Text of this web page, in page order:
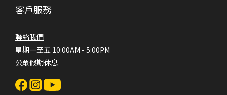
客戶服務
聯絡我們
星期一至五 10:00AM - 5:00PM
公眾假期休息